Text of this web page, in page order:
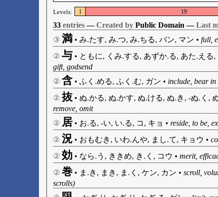
Levels: 1 19
33 entries—Created by Public Domain —Last
③ 満 • み.たす, み.つ, み.ちる, バン, マン • full,
② 与 • ともに, くみ.する, あずか.る, あた.える,
gift, godsend
② 含 • ふく.める, ふく.む, ガン • include, bear
② 抜 • ぬ.かる, ぬ.かす, ぬ.ける, ぬ.き, -ぬ.く,
remove, omit
② 居 • お.る, -い, い.る, コ, キョ • reside, to be,
② 況 • おもむき, いわ.んや, まし.て, キョウ •
② 効 • なら.う, ききめ, き.く, コウ • merit,
② 巻 • ま.き, まき, ま.く, ケン, カン • scroll,
scrolls)